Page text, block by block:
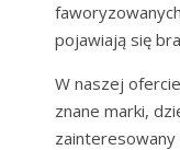
pojawiają się
W naszej
znane marki,
zainteresowany